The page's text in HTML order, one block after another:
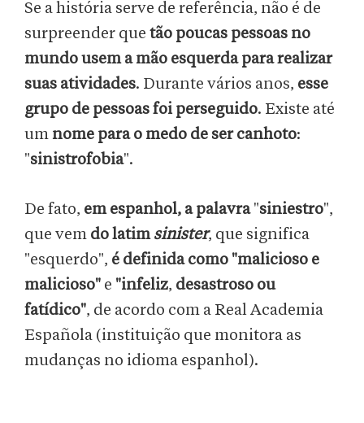
Se a história serve de referência, não é de
surpreender que tão poucas pessoas no
mundo usem a mão esquerda para realizar
suas atividades. Durante vários anos, esse
grupo de pessoas foi perseguido. Existe até
um nome para o medo de ser canhoto:
"sinistrofobia".
De fato, em espanhol, a palavra"siniestro",
que vem do latimsinister, que significa
"esquerdo", é definida como "malicioso e
malicioso" e "infeliz, desastroso ou
fatídico", de acordo com a Real Academia
Española (instituição que monitora as
mudanças no idioma espanhol).